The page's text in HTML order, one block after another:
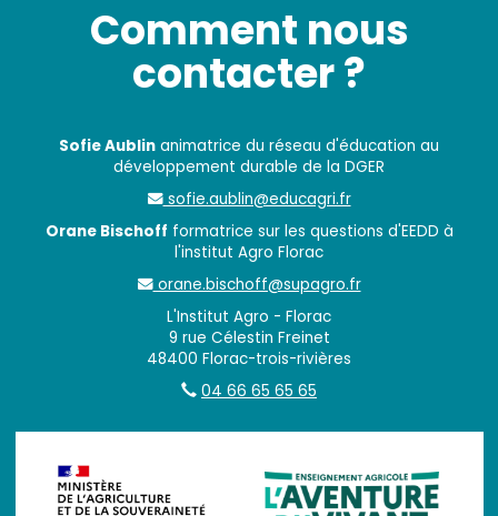
Comment nous
contacter ?
Sofie Aublin animatrice du réseau d'éducation au
développement durable de la DGER
sofie.aublin@educagri.fr
Orane Bischoff formatrice sur les questions d'EEDD à
l'institut Agro Florac
orane.bischoff@supagro.fr
L'Institut Agro - Florac
9 rue Célestin Freinet
48400 Florac-trois-rivières
04 66 65 65 65